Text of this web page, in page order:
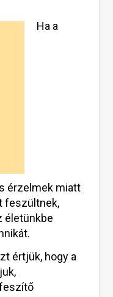
Ha a
érzelmek miatt
feszültnek,
életünkbe
értjük, hogy a